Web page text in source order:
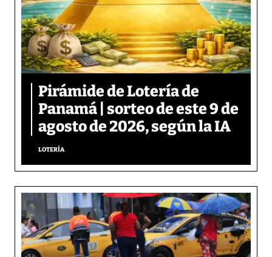
Pirámide de Lotería de
Panamá | sorteo de este 9 de
agosto de 2026, según la IA
LOTERÍA